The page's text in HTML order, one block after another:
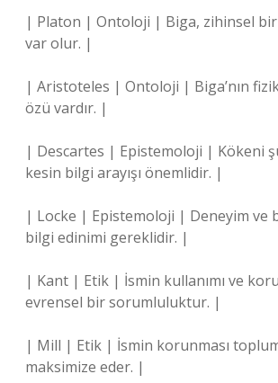
| Platon | Ontoloji | Biga, zihinsel
var olur. |
| Aristoteles | Ontoloji | Biga’nın
özü vardır. |
| Descartes | Epistemoloji | Kökeni
kesin bilgi arayışı önemlidir. |
| Locke | Epistemoloji | Deneyim ve
bilgi edinimi gereklidir. |
| Kant | Etik | İsmin kullanımı ve
evrensel bir sorumluluktur. |
| Mill | Etik | İsmin korunması
maksimize eder. |